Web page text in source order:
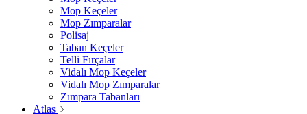
Mop Keçeler
Mop Zımparalar
Polisaj
Taban Keçeler
Telli Fırçalar
Vidalı Mop Keçeler
Vidalı Mop Zımparalar
Zımpara Tabanları
Atlas